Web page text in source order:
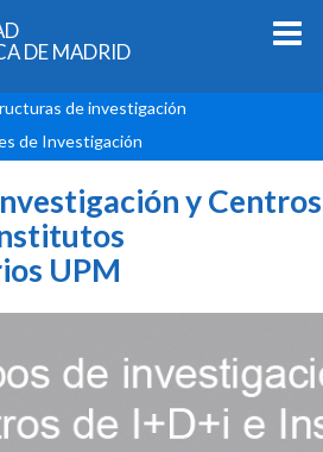
DE MADRID
de investigación
de Investigación
y Centros
UPM